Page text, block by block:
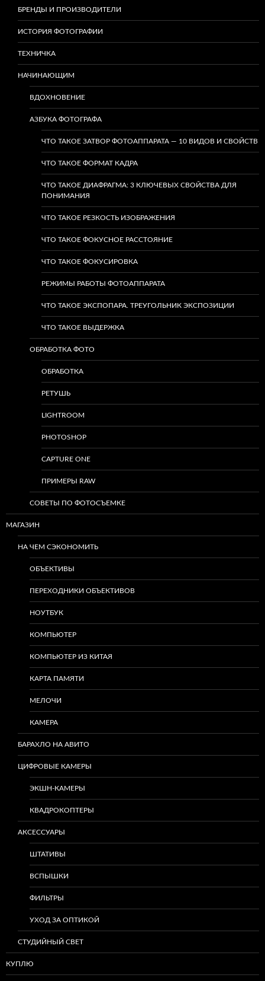
БРЕНДЫ И ПРОИЗВОДИТЕЛИ
ИСТОРИЯ ФОТОГРАФИИ
ТЕХНИЧКА
НАЧИНАЮЩИМ
ВДОХНОВЕНИЕ
АЗБУКА ФОТОГРАФА
ЧТО ТАКОЕ ЗАТВОР ФОТОАППАРАТА — 10 ВИДОВ И СВОЙСТВ
ЧТО ТАКОЕ ФОРМАТ КАДРА
ЧТО ТАКОЕ ДИАФРАГМА: 3 КЛЮЧЕВЫХ СВОЙСТВА ДЛЯ
ПОНИМАНИЯ
ЧТО ТАКОЕ РЕЗКОСТЬ ИЗОБРАЖЕНИЯ
ЧТО ТАКОЕ ФОКУСНОЕ РАССТОЯНИЕ
ЧТО ТАКОЕ ФОКУСИРОВКА
РЕЖИМЫ РАБОТЫ ФОТОАППАРАТА
ЧТО ТАКОЕ ЭКСПОПАРА. ТРЕУГОЛЬНИК ЭКСПОЗИЦИИ
ЧТО ТАКОЕ ВЫДЕРЖКА
ОБРАБОТКА ФОТО
ОБРАБОТКА
РЕТУШЬ
LIGHTROOM
PHOTOSHOP
CAPTURE ONE
ПРИМЕРЫ RAW
СОВЕТЫ ПО ФОТОСЪЕМКЕ
МАГАЗИН
НА ЧЕМ СЭКОНОМИТЬ
ОБЪЕКТИВЫ
ПЕРЕХОДНИКИ ОБЪЕКТИВОВ
НОУТБУК
КОМПЬЮТЕР
КОМПЬЮТЕР ИЗ КИТАЯ
КАРТА ПАМЯТИ
МЕЛОЧИ
КАМЕРА
БАРАХЛО НА АВИТО
ЦИФРОВЫЕ КАМЕРЫ
ЭКШН-КАМЕРЫ
КВАДРОКОПТЕРЫ
АКСЕССУАРЫ
ШТАТИВЫ
ВСПЫШКИ
ФИЛЬТРЫ
УХОД ЗА ОПТИКОЙ
СТУДИЙНЫЙ СВЕТ
КУПЛЮ